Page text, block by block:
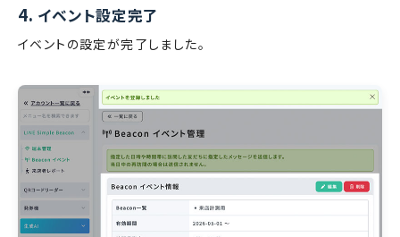
4. イベント設定完了
イベントの設定が完了しました。